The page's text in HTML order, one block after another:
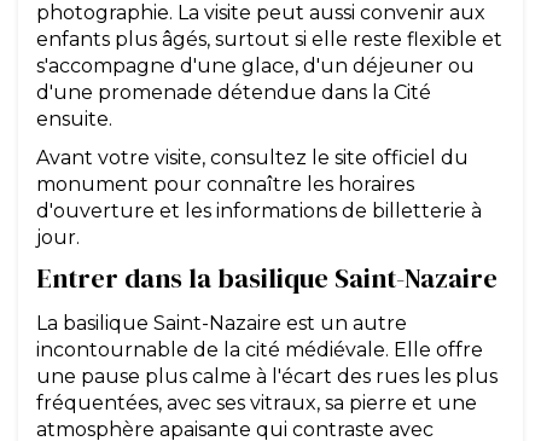
photographie. La visite peut aussi convenir aux
enfants plus âgés, surtout si elle reste flexible et
s'accompagne d'une glace, d'un déjeuner ou
d'une promenade détendue dans la Cité
ensuite.
Avant votre visite, consultez le site officiel du
monument pour connaître les horaires
d'ouverture et les informations de billetterie à
jour.
Entrer dans la basilique Saint-Nazaire
La basilique Saint-Nazaire est un autre
incontournable de la cité médiévale. Elle offre
une pause plus calme à l'écart des rues les plus
fréquentées, avec ses vitraux, sa pierre et une
atmosphère apaisante qui contraste avec